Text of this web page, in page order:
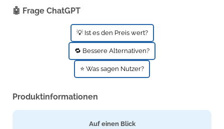
🤖 Frage ChatGPT
💡 Ist es den Preis wert?
🔁 Bessere Alternativen?
⭐ Was sagen Nutzer?
Produktinformationen
Auf einen Blick